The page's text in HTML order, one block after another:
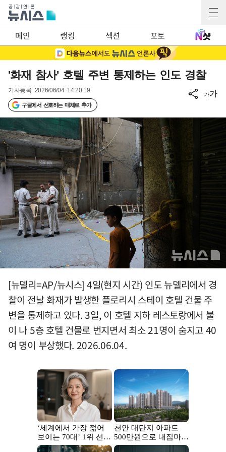
메인 랭킹 섹션 포토
'화재 참사' 호텔 주변 통제하는 인도 경찰
기사등록 2026/06/04 14:20:19
구글에서 선호하는 매체로 추가
가가
[뉴델리=AP/뉴시스] 4일(현지 시간) 인도 뉴델리에서 경
찰이 전날 화재가 발생한 플로리시 스테이 호텔 건물 주
변을 통제하고 있다. 3일, 이 호텔 지하 레스토랑에서 불
이 나 5층 호텔 건물로 번지면서 최소 21명이 숨지고 40
여 명이 부상했다. 2026.06.04.